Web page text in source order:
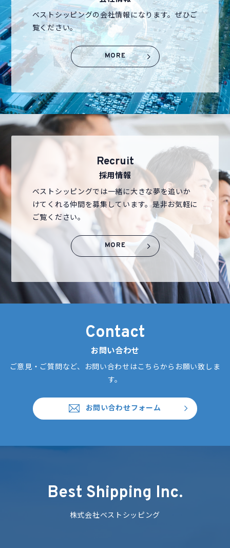
ベストシッピングの会社情報になります。ぜひご
覧ください。
MORE
Recruit
採用情報
ベストシッピングでは一緒に大きな夢を追いか
けてくれる仲間を募集しています。是非お気軽に
ご覧ください。
MORE
Contact
お問い合わせ
ご意見・ご質問など、お問い合わせはこちらからお願い致しま
す。
お問い合わせフォーム
Best Shipping Inc.
株式会社ベストシッピング